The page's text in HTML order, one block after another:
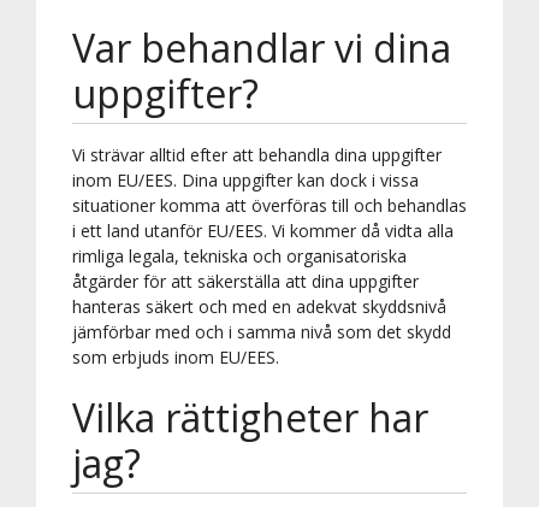
Var behandlar vi dina
uppgifter?
Vi strävar alltid efter att behandla dina uppgifter
inom EU/EES. Dina uppgifter kan dock i vissa
situationer komma att överföras till och behandlas
i ett land utanför EU/EES. Vi kommer då vidta alla
rimliga legala, tekniska och organisatoriska
åtgärder för att säkerställa att dina uppgifter
hanteras säkert och med en adekvat skyddsnivå
jämförbar med och i samma nivå som det skydd
som erbjuds inom EU/EES.
Vilka rättigheter har
jag?